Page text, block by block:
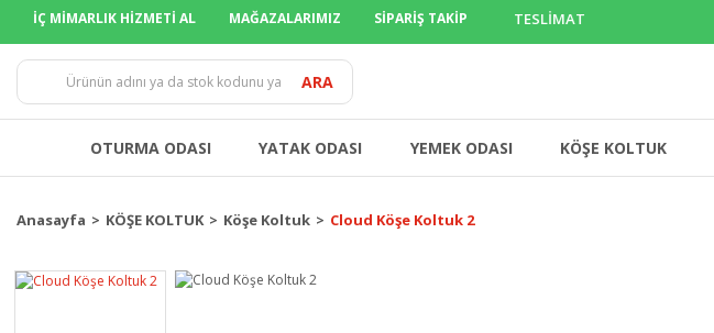
İÇ MİMARLIK HİZMETİ AL MAĞAZALARIMIZ SİPARİŞ TAKİP
TÜM İLLERE TESLİMAT
ARA
OTURMA ODASI YATAK ODASI YEMEK ODASI KÖŞE KOLTUK
Anasayfa KÖŞE KOLTUK Köşe Koltuk Cloud Köşe Koltuk 2